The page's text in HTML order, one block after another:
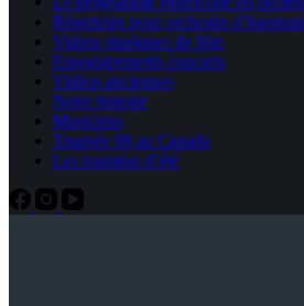
Répertoire pour orchestre
Videos musiques de film
Enregistrements concerts
Vidéos anciennes
Notre histoire
Musiciens
Tournée 98 au Canada
Les tournées d’été